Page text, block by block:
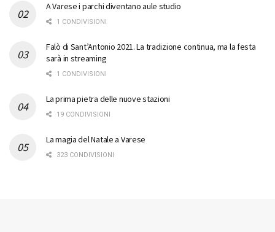
A Varese i parchi diventano aule studio
1 CONDIVISIONI
Falò di Sant’Antonio 2021. La tradizione continua, ma la festa
sarà in streaming
1 CONDIVISIONI
La prima pietra delle nuove stazioni
19 CONDIVISIONI
La magia del Natale a Varese
323 CONDIVISIONI